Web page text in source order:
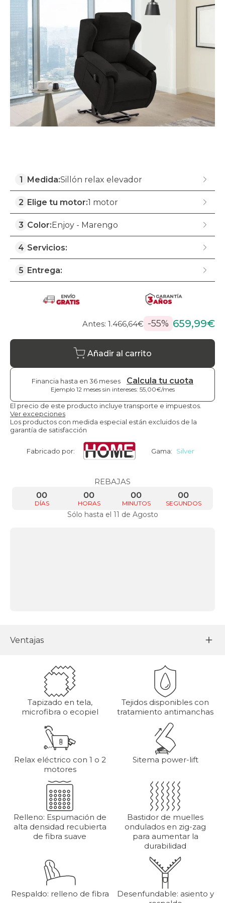
1 Medida:Sillón relax elevador
2 Elige tu motor:1 motor
3 Color: Enjoy - Marengo
4 Servicios:
5 Entrega:
Antes: 1.466,64€ -55% 659,99€
Añadir al carrito
Financia hasta en 36 meses Calcula tu cuota
Ejemplo 12 meses sin intereses: 55,00€/mes
El precio de este producto incluye transporte e impuestos.
Ver excepciones
Los productos con medida especial están excluidos de la
garantía de satisfacción
Fabricado por: Gama: Silver
REBAJAS
DÍAS
00
HORAS
00
MINUTOS
00
SEGUNDOS
00
Sólo hasta el 11 de Agosto
Ventajas
Tapizado en tela,
microfibra o ecopiel
Tejidos disponibles con
tratamiento antimanchas
Relax eléctrico con 1 o 2
motores
Sitema power-lift
Relleno: Espumación de
alta densidad recubierta
de fibra suave
Bastidor de muelles
ondulados en zig-zag
para aumentar la
durabilidad
Respaldo: relleno de fibra
Desenfundable: asiento y